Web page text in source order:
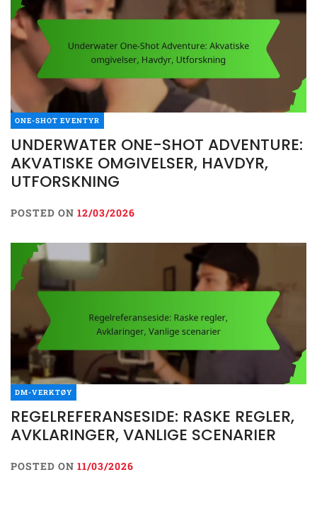
ONE-SHOT EVENTYR
UNDERWATER ONE-SHOT ADVENTURE:
AKVATISKE OMGIVELSER, HAVDYR,
UTFORSKNING
POSTED ON 12/03/2026
DM-VERKTØY
REGELREFERANSESIDE: RASKE REGLER,
AVKLARINGER, VANLIGE SCENARIER
POSTED ON 11/03/2026